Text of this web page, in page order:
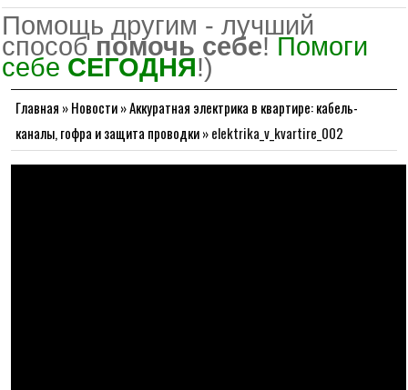
Помощь другим - лучший
способ помочь себе! Помоги
себе СЕГОДНЯ!)
Главная »Новости»Аккуратная электрика в квартире: кабель-
каналы, гофра и защита проводки»elektrika_v_kvartire_002